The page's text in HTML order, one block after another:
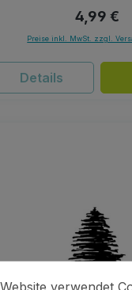
4,99 €
Preise inkl. MwSt. zzgl.
Details
verwendet
verwendet